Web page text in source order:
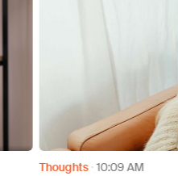
Thoughts 10:09 AM